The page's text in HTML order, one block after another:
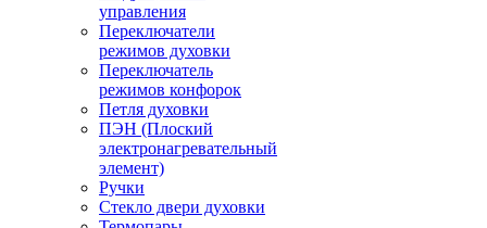
управления
Переключатели
режимов духовки
Переключатель
режимов конфорок
Петля духовки
ПЭН (Плоский
электронагревательный
элемент)
Ручки
Стекло двери духовки